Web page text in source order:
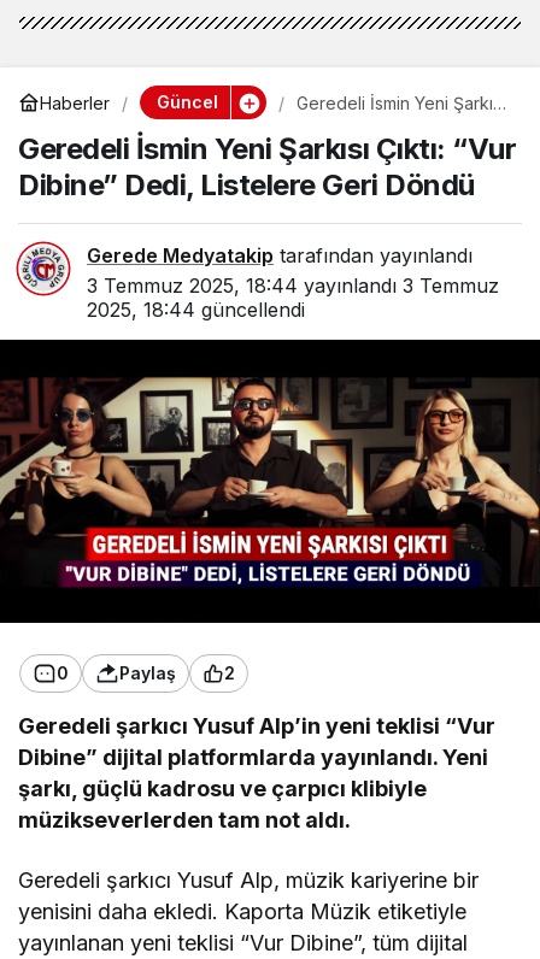
Haberler Güncel
Geredeli İsmin Yeni Şarkısı
Listelere Geri Döndü
Geredeli İsmin Yeni Şarkısı Çıktı: “Vur
Dibine” Dedi, Listelere Geri Döndü
Gerede Medyatakip tarafından yayınlandı
3 Temmuz 2025, 18:44 yayınlandı 3 Temmuz
2025, 18:44 güncellendi
0 Paylaş 2
Geredeli şarkıcı Yusuf Alp’in yeni teklisi “Vur
Dibine” dijital platformlarda yayınlandı. Yeni
şarkı, güçlü kadrosu ve çarpıcı klibiyle
müzikseverlerden tam not aldı.
Geredeli şarkıcı Yusuf Alp, müzik kariyerine bir
yenisini daha ekledi. Kaporta Müzik etiketiyle
yayınlanan yeni teklisi “Vur Dibine”, tüm dijital